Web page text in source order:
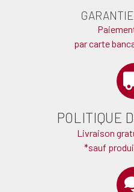
par carte
POLITIQUE
Livraison
*sauf